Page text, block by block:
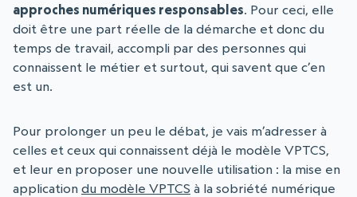
approches numériques responsables. Pour ceci, elle
doit être une part réelle de la démarche et donc du
temps de travail, accompli par des personnes qui
connaissent le métier et surtout, qui savent que c’en
est un.
Pour prolonger un peu le débat, je vais m’adresser à
celles et ceux qui connaissent déjà le modèle VPTCS,
et leur en proposer une nouvelle utilisation : la mise en
application du modèle VPTCS à la sobriété numérique